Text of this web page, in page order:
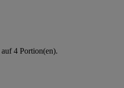
auf4 Portion(en).